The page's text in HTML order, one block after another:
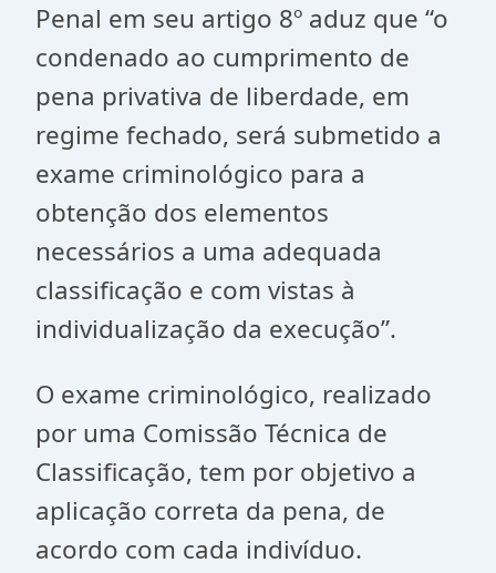
Penal em seu artigo 8º aduz que “o
condenado ao cumprimento de
pena privativa de liberdade, em
regime fechado, será submetido a
exame criminológico para a
obtenção dos elementos
necessários a uma adequada
classificação e com vistas à
individualização da execução”.
O exame criminológico, realizado
por uma Comissão Técnica de
Classificação, tem por objetivo a
aplicação correta da pena, de
acordo com cada indivíduo.